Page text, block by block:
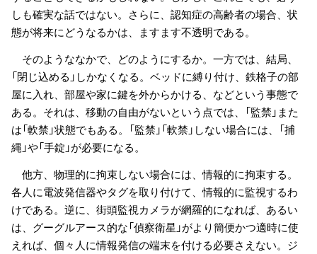
しも確実な話ではない。さらに、認知症の高齢者の場合、状
態が将来にどうなるかは、ますます不透明である。
そのようななかで、どのようにするか。一方では、結局、
「閉じ込める」しかなくなる。ベッドに縛り付け、鉄格子の部
屋に入れ、部屋や家に鍵を外からかける、などという事態で
ある。それは、移動の自由がないという点では、「監禁」また
は「軟禁」状態でもある。「監禁」「軟禁」しない場合には、「捕
縄」や「手錠」が必要になる。
他方、物理的に拘束しない場合には、情報的に拘束する。
各人に電波発信器やタグを取り付けて、情報的に監視するわ
けである。逆に、街頭監視カメラが網羅的になれば、あるい
は、グーグルアース的な「偵察衛星」がより簡便かつ適時に使
えれば、個々人に情報発信の端末を付ける必要さえない。ジ